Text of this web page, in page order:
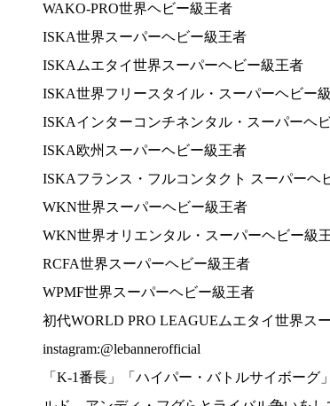
WAKO-PRO世界ヘビー級王者
ISKA世界スーパーヘビー級王者
ISKAムエタイ世界スーパーヘビー級王者
ISKA世界フリースタイル・スーパーヘビー
ISKAインターコンチネンタル・スーパーヘ
ISKA欧州スーパーヘビー級王者
ISKAフランス・フルコンタクト スーパーヘ
WKN世界スーパーヘビー級王者
WKN世界オリエンタル・スーパーヘビー級
RCFA世界スーパーヘビー級王者
WPMF世界スーパーヘビー級王者
初代WORLD PRO LEAGUEムエタイ世界ス
instagram:@lebannerofficial
「K-1番長」「ハイパー・バトルサイボー